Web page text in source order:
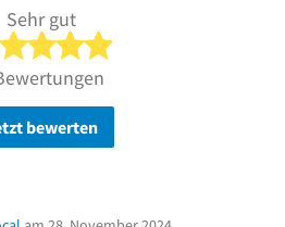
Sehr gut
5 von 5 Sternen
bewerten